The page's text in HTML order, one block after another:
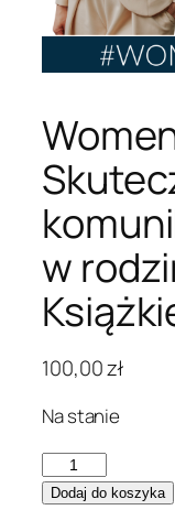
w
100,00zł
Na stanie
ilość
Womentoring
Dodaj do koszyka